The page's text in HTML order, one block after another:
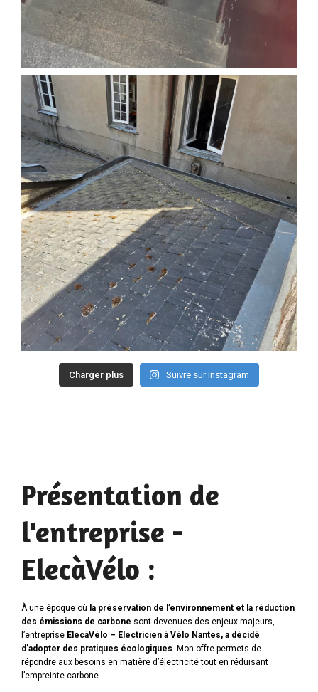
Charger plus Suivre sur Instagram
Présentation de
l'entreprise -
ElecàVélo :
À une époque où la préservation de l’environnement et la réduction
des émissions de carbone sont devenues des enjeux majeurs,
l’entreprise ElecàVélo – Electricien à Vélo Nantes, a décidé
d’adopter des pratiques écologiques. Mon offre permets de
répondre aux besoins en matière d’électricité tout en réduisant
l’empreinte carbone.